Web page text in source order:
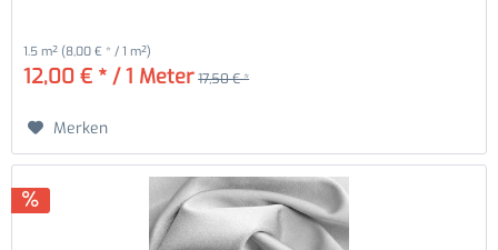
1.5 m² (8,00 € * / 1 m²)
12,00 € * / 1 Meter 17,50 € *
Merken